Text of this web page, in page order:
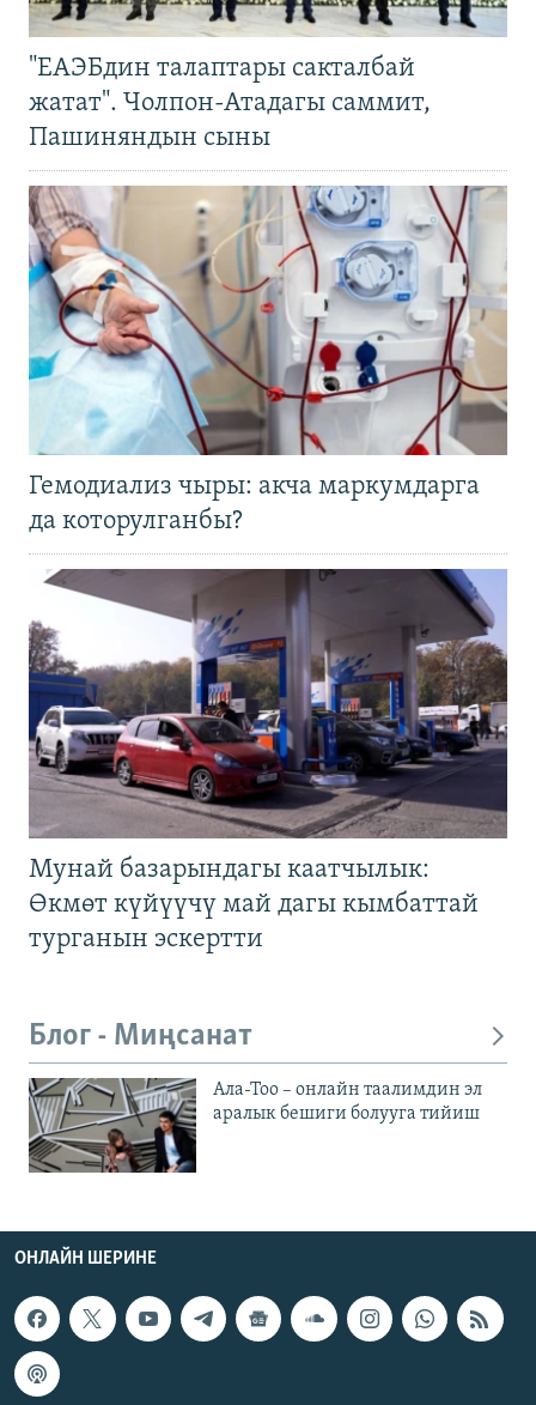
"ЕАЭБдин талаптары сакталбай
жатат". Чолпон-Атадагы саммит,
Пашиняндын сыны
Гемодиализ чыры: акча маркумдарга
да которулганбы?
Мунай базарындагы каатчылык:
Өкмөт күйүүчү май дагы кымбаттай
турганын эскертти
Блог - Миңсанат
Ала-Тоо – онлайн таалимдин эл
аралык бешиги болууга тийиш
ОНЛАЙН ШЕРИНЕ